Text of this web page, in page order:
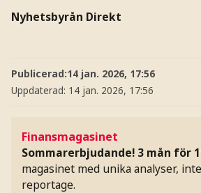
Nyhetsbyrån Direkt
Publicerad:14 jan. 2026, 17:56
Uppdaterad: 14 jan. 2026, 17:56
Finansmagasinet
Sommarerbjudande! 3 mån för
magasinet med unika analyser,
reportage.